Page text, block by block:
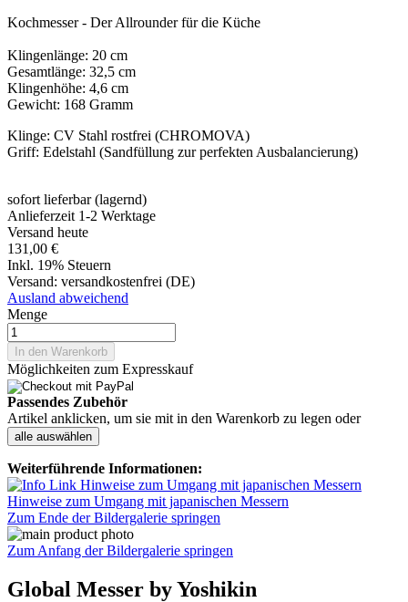
Kochmesser - Der Allrounder für die Küche
Klingenlänge: 20 cm
Gesamtlänge: 32,5 cm
Klingenhöhe: 4,6 cm
Gewicht: 168 Gramm
Klinge: CV Stahl rostfrei (CHROMOVA)
Griff: Edelstahl (Sandfüllung zur perfekten Ausbalancierung)
sofort lieferbar (lagernd)
Anlieferzeit 1-2 Werktage
Versand heute
131,00 €
Inkl. 19% Steuern
Versand: versandkostenfrei (DE)
Ausland abweichend
Menge
In den Warenkorb
Möglichkeiten zum Expresskauf
Passendes Zubehör
Artikel anklicken, um sie mit in den Warenkorb zu legen oder
alle auswählen
Weiterführende Informationen:
Hinweise zum Umgang mit japanischen Messern
Zum Ende der Bildergalerie springen
Zum Anfang der Bildergalerie springen
Global Messer by Yoshikin